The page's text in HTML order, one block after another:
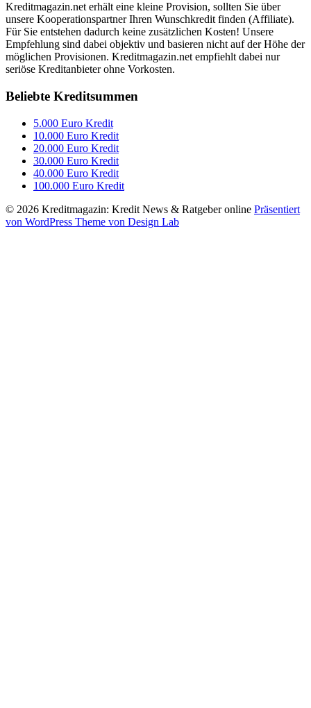
Kreditmagazin.net erhält eine kleine Provision, sollten Sie über
unsere Kooperationspartner Ihren Wunschkredit finden (Affiliate).
Für Sie entstehen dadurch keine zusätzlichen Kosten! Unsere
Empfehlung sind dabei objektiv und basieren nicht auf der Höhe der
möglichen Provisionen. Kreditmagazin.net empfiehlt dabei nur
seriöse Kreditanbieter ohne Vorkosten.
Beliebte Kreditsummen
5.000 Euro Kredit
10.000 Euro Kredit
20.000 Euro Kredit
30.000 Euro Kredit
40.000 Euro Kredit
100.000 Euro Kredit
© 2026 Kreditmagazin: Kredit News & Ratgeber online Präsentiert
von WordPress Theme von Design Lab